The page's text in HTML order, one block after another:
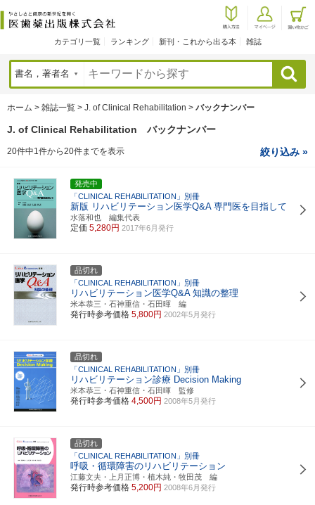
カテゴリ一覧 ランキング 新刊・これから出る本 雑誌
検索
ホーム > 雑誌一覧 > J. of Clinical Rehabilitation > バックナンバー
J. of Clinical Rehabilitation バックナンバー
20件中1件から20件までを表示 絞り込み »
発売中
「CLINICAL REHABILITATION」別冊
新版 リハビリテーション医学Q&A 専門医を目指して
水落和也 編集代表
定価 5,280円 2017年6月発行
品切れ
「CLINICAL REHABILITATION」別冊
リハビリテーション医学Q&A 知識の整理
米本恭三・石神重信・石田暉 編
発行時参考価格 5,800円 2002年5月発行
品切れ
「CLINICAL REHABILITATION」別冊
リハビリテーション診療 Decision Making
米本恭三・石神重信・石田暉 監修
発行時参考価格 4,500円 2008年5月発行
品切れ
「CLINICAL REHABILITATION」別冊
呼吸・循環障害のリハビリテーション
江藤文夫・上月正博・植木純・牧田茂 編
発行時参考価格 5,200円 2008年6月発行